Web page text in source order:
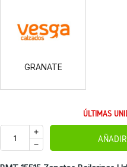
GRANATE
ÚLTIMAS